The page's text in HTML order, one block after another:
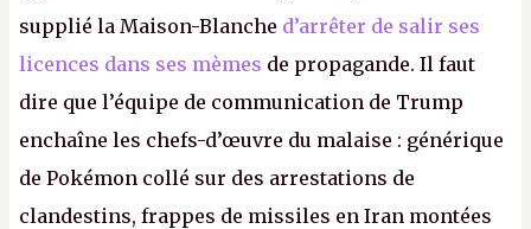
supplié la Maison-Blanche d’arrêter de salir ses
licences dans ses mèmes de propagande. Il faut
dire que l’équipe de communication de Trump
enchaîne les chefs-d’œuvre du malaise : générique
de Pokémon collé sur des arrestations de
clandestins, frappes de missiles en Iran montées